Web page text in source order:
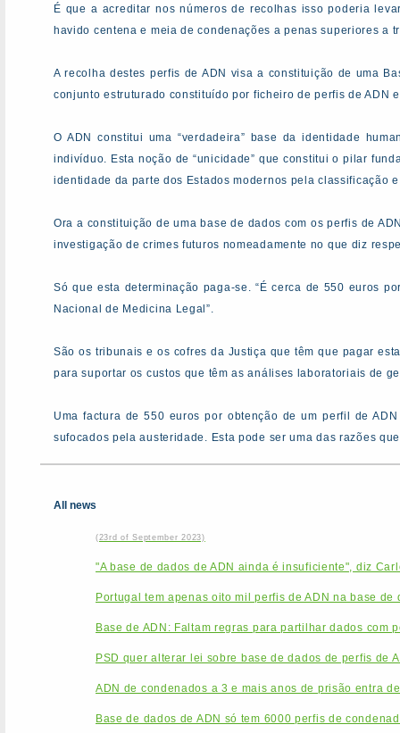
É que a acreditar nos números de recolhas isso poderia
havido centena e meia de condenações a penas superiores a
A recolha destes perfis de ADN visa a constituição de uma
conjunto estruturado constituído por ficheiro de perfis de
O ADN constitui uma “verdadeira” base da identidade
indivíduo. Esta noção de “unicidade” que constitui o pilar
identidade da parte dos Estados modernos pela classificação
Ora a constituição de uma base de dados com os perfis de
investigação de crimes futuros nomeadamente no que diz
Só que esta determinação paga-se. “É cerca de 550 euros
Nacional de Medicina Legal”.
São os tribunais e os cofres da Justiça que têm que pagar
para suportar os custos que têm as análises laboratoriais de
Uma factura de 550 euros por obtenção de um perfil de
sufocados pela austeridade. Esta pode ser uma das razões
All news
(23rd of September 2023)
"A base de dados de ADN ainda é insuficiente", diz
Portugal tem apenas oito mil perfis de ADN na base de
Base de ADN: Faltam regras para partilhar dados com
PSD quer alterar lei sobre base de dados de perfis de
ADN de condenados a 3 e mais anos de prisão entra
Base de dados de ADN só tem 6000 perfis de